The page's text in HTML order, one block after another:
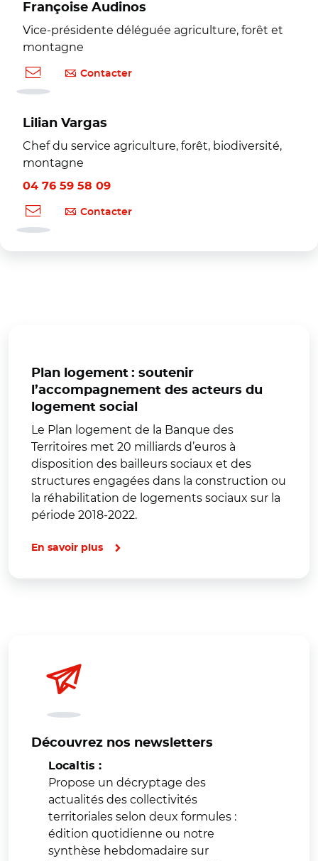
Françoise Audinos
Vice-présidente déléguée agriculture, forêt et
montagne
Contacter
Lilian Vargas
Chef du service agriculture, forêt, biodiversité,
montagne
04 76 59 58 09
Contacter
Plan logement : soutenir
l’accompagnement des acteurs du
logement social
Le Plan logement de la Banque des
Territoires met 20 milliards d’euros à
disposition des bailleurs sociaux et des
structures engagées dans la construction ou
la réhabilitation de logements sociaux sur la
période 2018-2022.
En savoir plus
Découvrez nos newsletters
Localtis :
Propose un décryptage des
actualités des collectivités
territoriales selon deux formules :
édition quotidienne ou notre
synthèse hebdomadaire sur